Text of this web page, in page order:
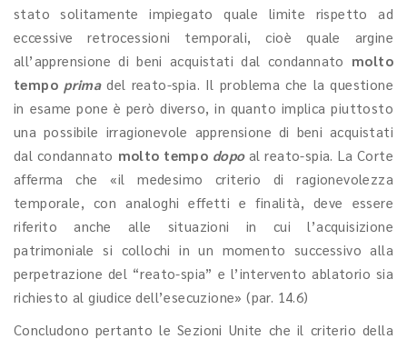
stato solitamente impiegato quale limite rispetto ad
eccessive retrocessioni temporali, cioè quale argine
all’apprensione di beni acquistati dal condannato molto
tempo primadel reato-spia. Il problema che la questione
in esame pone è però diverso, in quanto implica piuttosto
una possibile irragionevole apprensione di beni acquistati
dal condannato molto tempo dopoal reato-spia. La Corte
afferma che «il medesimo criterio di ragionevolezza
temporale, con analoghi effetti e finalità, deve essere
riferito anche alle situazioni in cui l’acquisizione
patrimoniale si collochi in un momento successivo alla
perpetrazione del “reato-spia” e l’intervento ablatorio sia
richiesto al giudice dell’esecuzione» (par. 14.6)
Concludono pertanto le Sezioni Unite che il criterio della